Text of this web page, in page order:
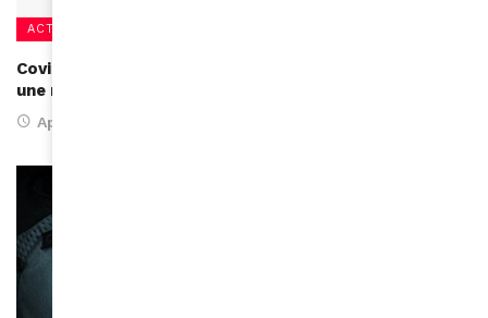
ACTUALITÉS
Covid-19 : Les femmes cheffes de gouvernement ont
une meilleure gestion de l’épidémie !
April 11, 2020